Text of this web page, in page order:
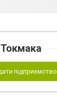
підприємство